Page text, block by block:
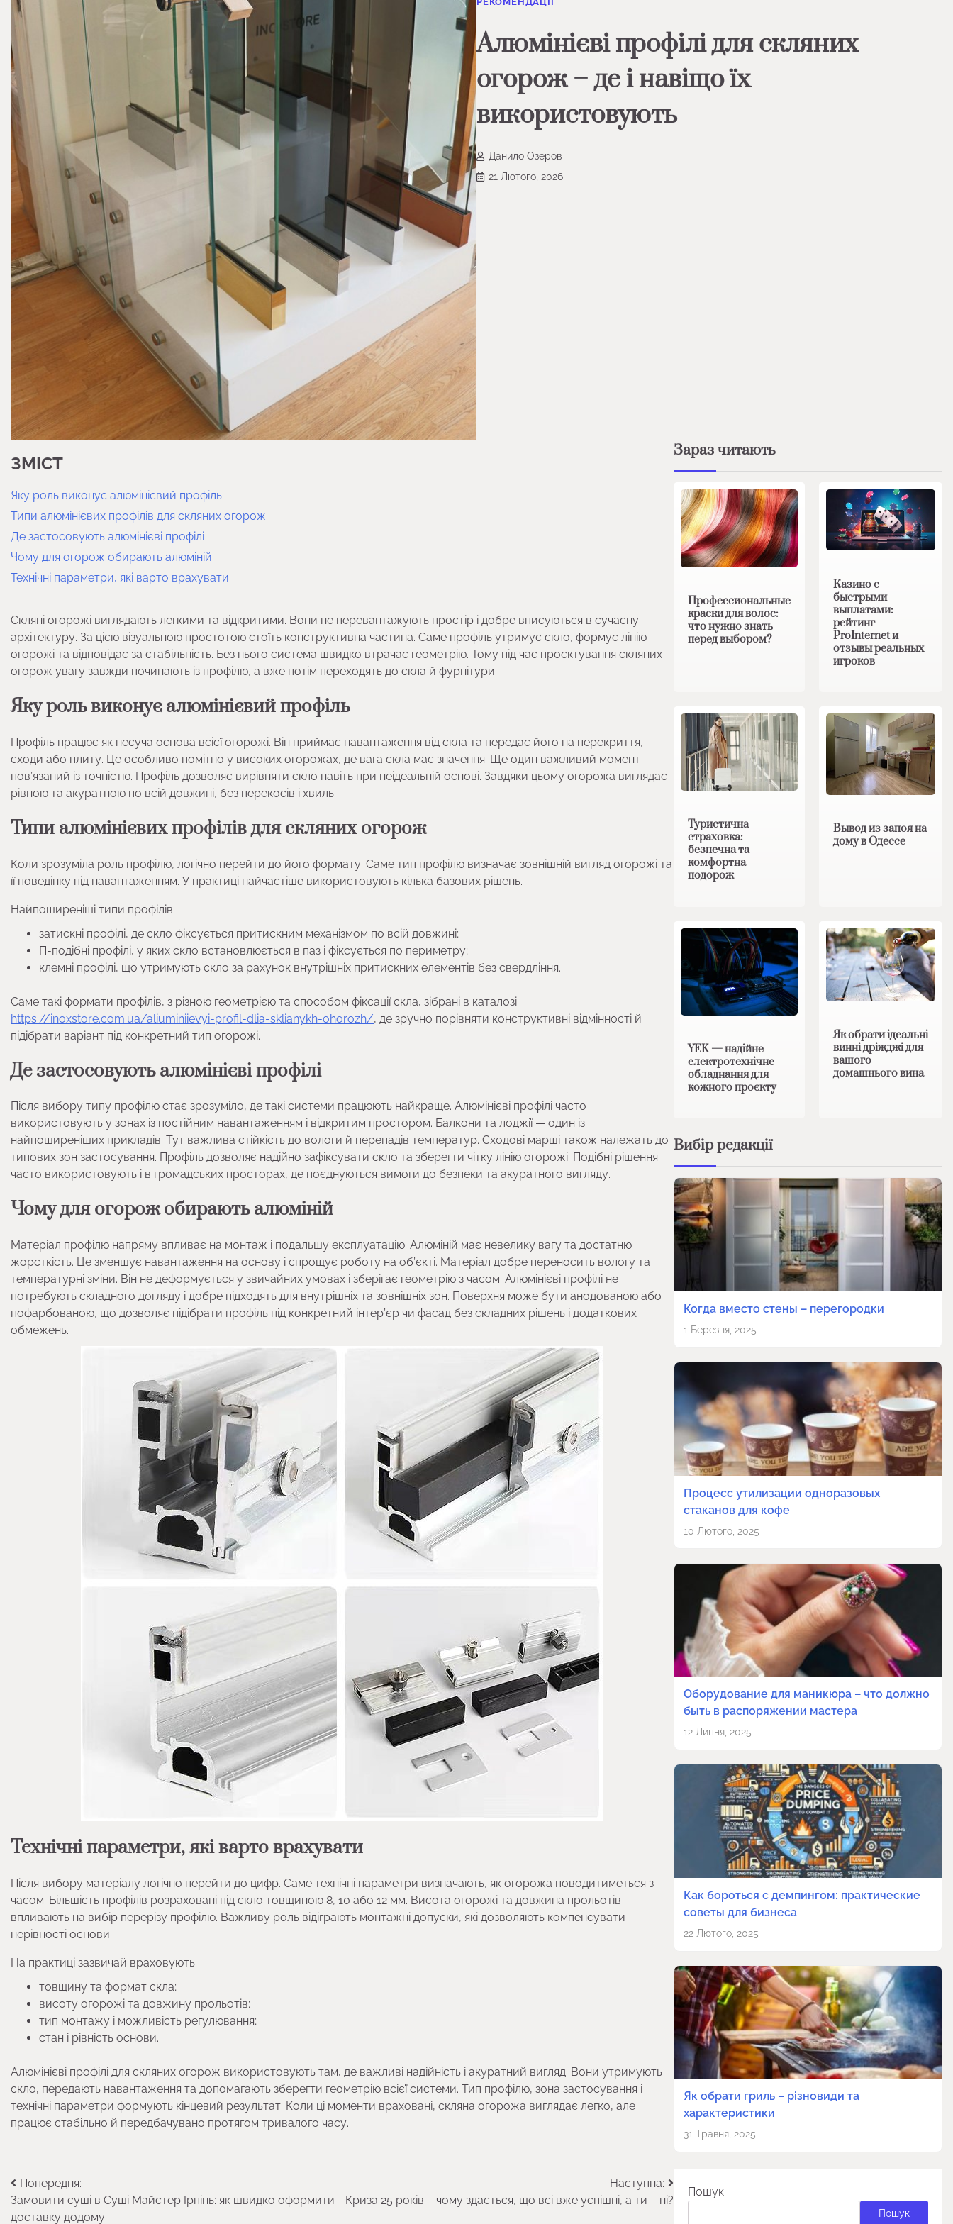
Алюмінієві профілі для скляних
огорож – де і навіщо їх
використовують
Данило Озеров
21 Лютого, 2026
ЗМІСТ
Яку роль виконує алюмінієвий профіль
Типи алюмінієвих профілів для скляних огорож
Де застосовують алюмінієві профілі
Чому для огорож обирають алюміній
Технічні параметри, які варто врахувати
Скляні огорожі виглядають легкими та відкритими. Вони не перевантажують простір і добре вписуються в сучасну
архітектуру. За цією візуальною простотою стоїть конструктивна частина. Саме профіль утримує скло, формує лінію
огорожі та відповідає за стабільність. Без нього система швидко втрачає геометрію. Тому під час проєктування скляних
огорож увагу завжди починають із профілю, а вже потім переходять до скла й фурнітури.
Яку роль виконує алюмінієвий профіль
Профіль працює як несуча основа всієї огорожі. Він приймає навантаження від скла та передає його на перекриття,
сходи або плиту. Це особливо помітно у високих огорожах, де вага скла має значення. Ще один важливий момент
пов’язаний із точністю. Профіль дозволяє вирівняти скло навіть при неідеальній основі. Завдяки цьому огорожа виглядає
рівною та акуратною по всій довжині, без перекосів і хвиль.
Типи алюмінієвих профілів для скляних огорож
Коли зрозуміла роль профілю, логічно перейти до його формату. Саме тип профілю визначає зовнішній вигляд огорожі та
її поведінку під навантаженням. У практиці найчастіше використовують кілька базових рішень.
Найпоширеніші типи профілів:
затискні профілі, де скло фіксується притискним механізмом по всій довжині;
П-подібні профілі, у яких скло встановлюється в паз і фіксується по периметру;
клемні профілі, що утримують скло за рахунок внутрішніх притискних елементів без свердління.
Саме такі формати профілів, з різною геометрією та способом фіксації скла, зібрані в каталозі
https://inoxstore.com.ua/aliuminiievyi-profil-dlia-sklianykh-ohorozh/, де зручно порівняти конструктивні відмінності й
підібрати варіант під конкретний тип огорожі.
Де застосовують алюмінієві профілі
Після вибору типу профілю стає зрозуміло, де такі системи працюють найкраще. Алюмінієві профілі часто
використовують у зонах із постійним навантаженням і відкритим простором. Балкони та лоджії — один із
найпоширеніших прикладів. Тут важлива стійкість до вологи й перепадів температур. Сходові марші також належать до
типових зон застосування. Профіль дозволяє надійно зафіксувати скло та зберегти чітку лінію огорожі. Подібні рішення
часто використовують і в громадських просторах, де поєднуються вимоги до безпеки та акуратного вигляду.
Чому для огорож обирають алюміній
Матеріал профілю напряму впливає на монтаж і подальшу експлуатацію. Алюміній має невелику вагу та достатню
жорсткість. Це зменшує навантаження на основу і спрощує роботу на об’єкті. Матеріал добре переносить вологу та
температурні зміни. Він не деформується у звичайних умовах і зберігає геометрію з часом. Алюмінієві профілі не
потребують складного догляду і добре підходять для внутрішніх та зовнішніх зон. Поверхня може бути анодованою або
пофарбованою, що дозволяє підібрати профіль під конкретний інтер’єр чи фасад без складних рішень і додаткових
обмежень.
Технічні параметри, які варто врахувати
Після вибору матеріалу логічно перейти до цифр. Саме технічні параметри визначають, як огорожа поводитиметься з
часом. Більшість профілів розраховані під скло товщиною 8, 10 або 12 мм. Висота огорожі та довжина прольотів
впливають на вибір перерізу профілю. Важливу роль відіграють монтажні допуски, які дозволяють компенсувати
нерівності основи.
На практиці зазвичай враховують:
товщину та формат скла;
висоту огорожі та довжину прольотів;
тип монтажу і можливість регулювання;
стан і рівність основи.
Алюмінієві профілі для скляних огорож використовують там, де важливі надійність і акуратний вигляд. Вони утримують
скло, передають навантаження та допомагають зберегти геометрію всієї системи. Тип профілю, зона застосування і
технічні параметри формують кінцевий результат. Коли ці моменти враховані, скляна огорожа виглядає легко, але
працює стабільно й передбачувано протягом тривалого часу.
Навігація
записів
Попередня:
Замовити суші в Суші Майстер Ірпінь: як швидко оформити
доставку додому
Наступна:
Криза 25 років – чому здається, що всі вже успішні, а ти – ні?
Зараз читають
Профессиональные
краски для волос:
что нужно знать
перед выбором?
Казино с
быстрыми
выплатами:
рейтинг
ProInternet и
отзывы реальных
игроков
Туристична
страховка:
безпечна та
комфортна
подорож
Вывод из запоя на
дому в Одессе
YEK — надійне
електротехнічне
обладнання для
кожного проєкту
Як обрати ідеальні
винні дріжджі для
вашого
домашнього вина
Вибір редакції
Когда вместо стены – перегородки
1 Березня, 2025
Процесс утилизации одноразовых
стаканов для кофе
10 Лютого, 2025
Оборудование для маникюра – что должно
быть в распоряжении мастера
12 Липня, 2025
Как бороться с демпингом: практические
советы для бизнеса
22 Лютого, 2025
Як обрати гриль – різновиди та
характеристики
31 Травня, 2025
Пошук
Пошук